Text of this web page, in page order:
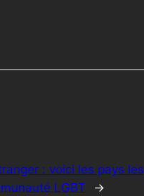
: voici les pays les
LGBT
→